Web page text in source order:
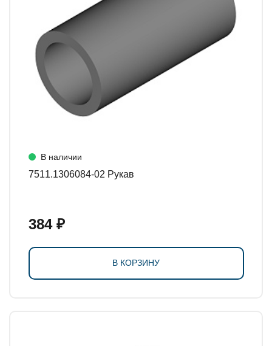
В наличии
7511.1306084-02 Рукав
384 ₽
В КОРЗИНУ